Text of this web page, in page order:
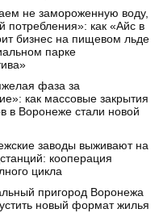
не замороженную воду,
потребления»: как «Айс в
бизнес на пищевом льде
парке
фаза за
как массовые закрытия
в Воронеже стали новой
заводы выживают на
кооперация
цикла
пригород Воронежа
новый формат жилья